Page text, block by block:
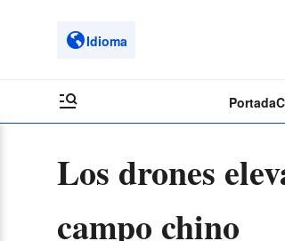
Idioma
Portada
Los drones
campo chino